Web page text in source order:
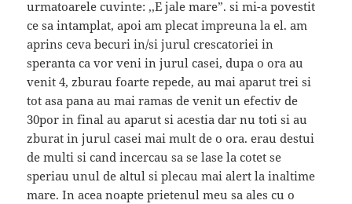
urmatoarele cuvinte: ,,E jale mare”. si mi-a povestit
ce sa intamplat, apoi am plecat impreuna la el. am
aprins ceva becuri in/si jurul crescatoriei in
speranta ca vor veni in jurul casei, dupa o ora au
venit 4, zburau foarte repede, au mai aparut trei si
tot asa pana au mai ramas de venit un efectiv de
30por in final au aparut si acestia dar nu toti si au
zburat in jurul casei mai mult de o ora. erau destui
de multi si cand incercau sa se lase la cotet se
speriau unul de altul si plecau mai alert la inaltime
mare. In acea noapte prietenul meu sa ales cu o